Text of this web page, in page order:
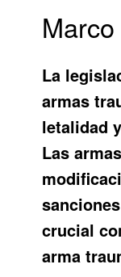
La
armas
letalidad
Las
crucial
arma